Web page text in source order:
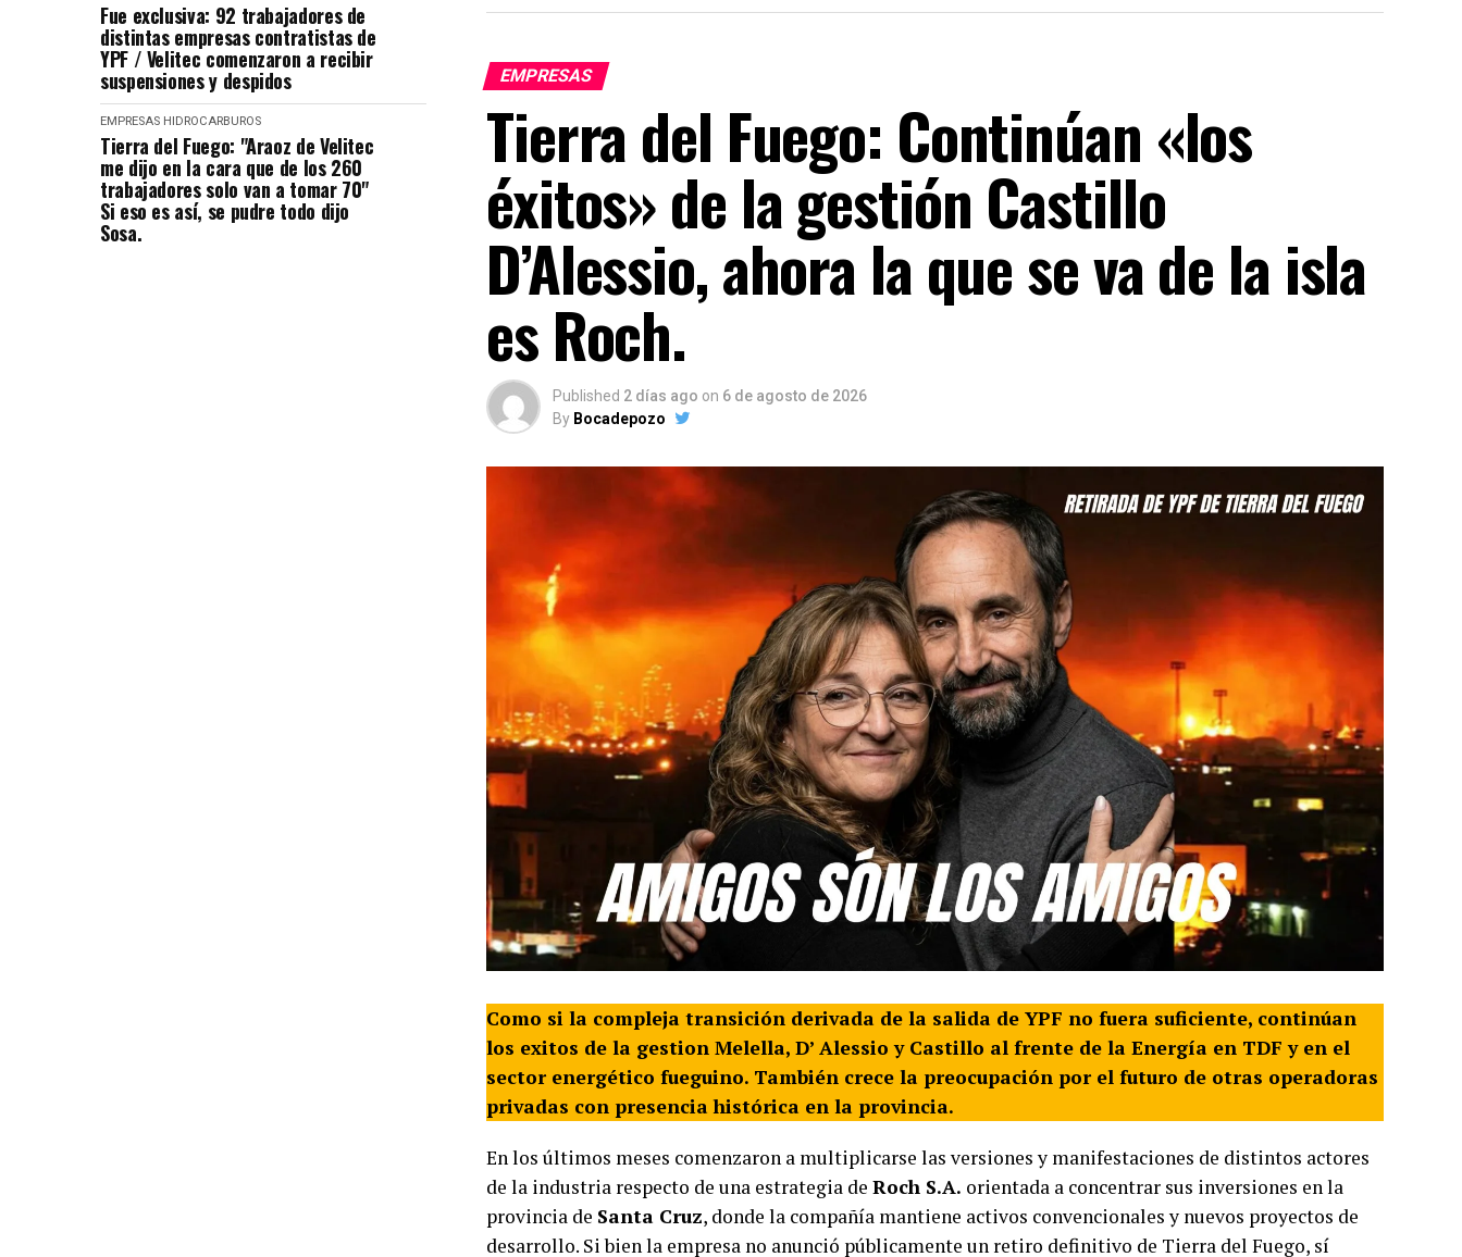
Fue exclusiva: 92 trabajadores de
distintas empresas contratistas de
YPF / Velitec comenzaron a recibir
suspensiones y despidos
EMPRESAS HIDROCARBUROS
Tierra del Fuego: "Araoz de Velitec
me dijo en la cara que de los 260
trabajadores solo van a tomar 70"
Si eso es así, se pudre todo dijo
Sosa.
EMPRESAS
Tierra del Fuego: Continúan «los
éxitos» de la gestión Castillo
D’Alessio, ahora la que se va de la isla
es Roch.
Published 2 días ago on 6 de agosto de 2026
By Bocadepozo
Como si la compleja transición derivada de la salida de YPF no fuera suficiente, continúan
los exitos de la gestion Melella, D’ Alessio y Castillo al frente de la Energía en TDF y en el
sector energético fueguino. También crece la preocupación por el futuro de otras operadoras
privadas con presencia histórica en la provincia.
En los últimos meses comenzaron a multiplicarse las versiones y manifestaciones de distintos actores
de la industria respecto de una estrategia de Roch S.A. orientada a concentrar sus inversiones en la
provincia de Santa Cruz, donde la compañía mantiene activos convencionales y nuevos proyectos de
desarrollo. Si bien la empresa no anunció públicamente un retiro definitivo de Tierra del Fuego, sí